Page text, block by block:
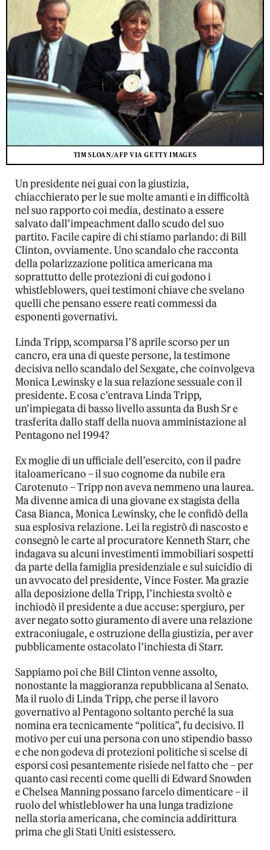
TIM SLOAN/AFP VIA GETTY IMAGES
Un presidente nei guai con la giustizia,
chiacchierato per le sue molte amanti e in difficoltà
nel suo rapporto coi media, destinato a essere
salvato dall’impeachment dallo scudo del suo
partito. Facile capire di chi stiamo parlando: di Bill
Clinton, ovviamente. Uno scandalo che racconta
della polarizzazione politica americana ma
soprattutto delle protezioni di cui godono i
whistleblowers, quei testimoni chiave che svelano
quelli che pensano essere reati commessi da
esponenti governativi.
Linda Tripp, scomparsa l’8 aprile scorso per un
cancro, era una di queste persone, la testimone
decisiva nello scandalo del Sexgate, che coinvolgeva
Monica Lewinsky e la sua relazione sessuale con il
presidente. E cosa c’entrava Linda Tripp,
un’impiegata di basso livello assunta da Bush Sr e
trasferita dallo staff della nuova amministazione al
Pentagono nel 1994?
Ex moglie di un ufficiale dell’esercito, con il padre
italoamericano – il suo cognome da nubile era
Carotenuto – Tripp non aveva nemmeno una laurea.
Ma divenne amica di una giovane ex stagista della
Casa Bianca, Monica Lewinsky, che le confidò della
sua esplosiva relazione. Lei la registrò di nascosto e
consegnò le carte al procuratore Kenneth Starr, che
indagava su alcuni investimenti immobiliari sospetti
da parte della famiglia presidenziale e sul suicidio di
un avvocato del presidente, Vince Foster. Ma grazie
alla deposizione della Tripp, l’inchiesta svoltò e
inchiodò il presidente a due accuse: spergiuro, per
aver negato sotto giuramento di avere una relazione
extraconiugale, e ostruzione della giustizia, per aver
pubblicamente ostacolato l’inchiesta di Starr.
Sappiamo poi che Bill Clinton venne assolto,
nonostante la maggioranza repubblicana al Senato.
Ma il ruolo di Linda Tripp, che perse il lavoro
governativo al Pentagono soltanto perché la sua
nomina era tecnicamente “politica”, fu decisivo. Il
motivo per cui una persona con uno stipendio basso
e che non godeva di protezioni politiche si scelse di
esporsi così pesantemente risiede nel fatto che – per
quanto casi recenti come quelli di Edward Snowden
e Chelsea Manning possano farcelo dimenticare – il
ruolo del whistleblower ha una lunga tradizione
nella storia americana, che comincia addirittura
prima che gli Stati Uniti esistessero.